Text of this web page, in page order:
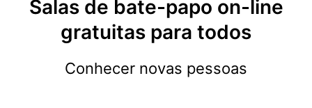
Salas de bate-papo on-line
gratuitas para todos
Conhecer novas pessoas